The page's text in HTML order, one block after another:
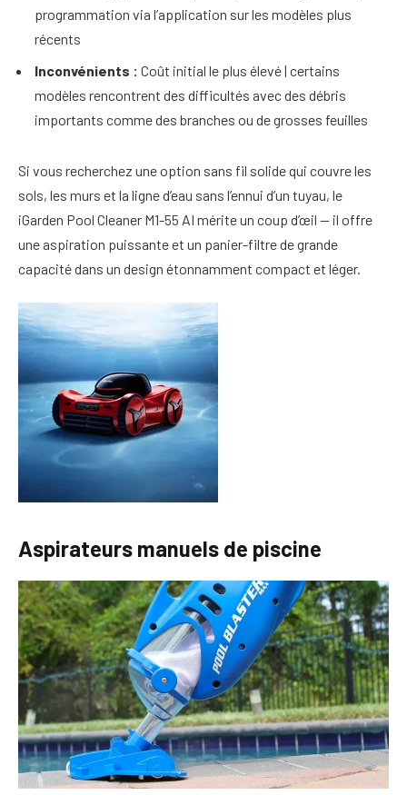
programmation via l’application sur les modèles plus
récents
Inconvénients : Coût initial le plus élevé | certains
modèles rencontrent des difficultés avec des débris
importants comme des branches ou de grosses feuilles
Si vous recherchez une option sans fil solide qui couvre les
sols, les murs et la ligne d’eau sans l’ennui d’un tuyau, le
iGarden Pool Cleaner M1-55 AI mérite un coup d’œil — il offre
une aspiration puissante et un panier-filtre de grande
capacité dans un design étonnamment compact et léger.
Aspirateurs manuels de piscine